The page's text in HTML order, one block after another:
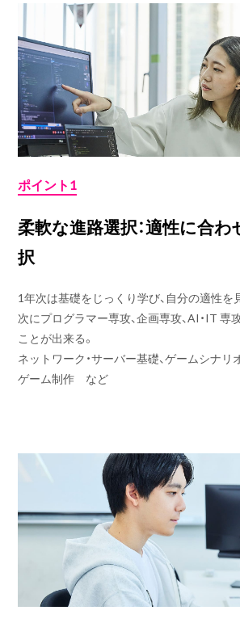
ポイント1
柔軟な進路選択：適性に合
択
1年次は基礎をじっくり学び、自分の適性を
次にプログラマー専攻、企画専攻、AI・IT 専
ことが出来る。
ネットワーク・サーバー基礎、ゲームシナリ
ゲーム制作 など